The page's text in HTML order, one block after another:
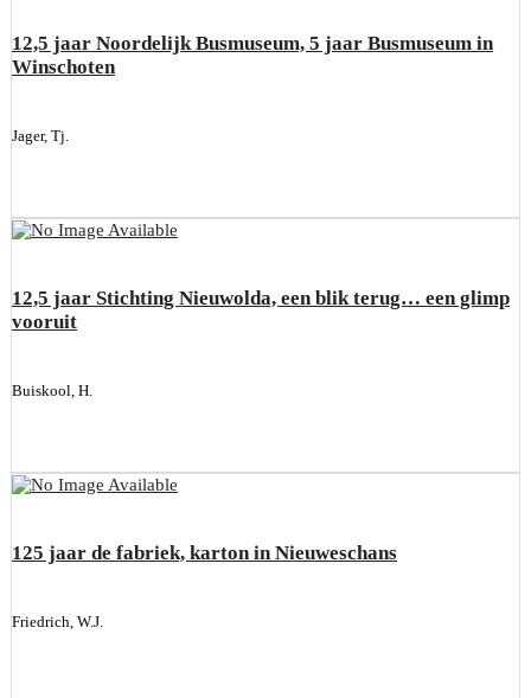
12,5 jaar Noordelijk Busmuseum, 5 jaar Busmuseum in
Winschoten
Jager, Tj.
12,5 jaar Stichting Nieuwolda, een blik terug… een glimp
vooruit
Buiskool, H.
125 jaar de fabriek, karton in Nieuweschans
Friedrich, W.J.